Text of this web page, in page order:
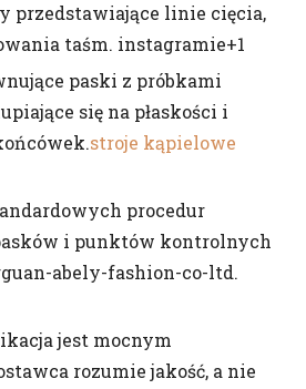
przedstawiające linie cięcia,
taśm. instagramie+1
paski z próbkami
się na płaskości i
stroje kąpielowe
procedur
i punktów kontrolnych
abely-fashion-co-ltd.
jest mocnym
rozumie jakość, a nie